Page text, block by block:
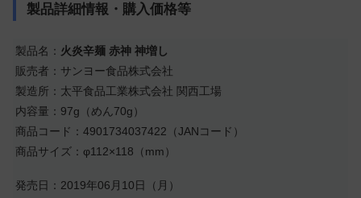
製品詳細情報・購入価格等
製品名： 火炎辛麺 赤神 神増し
販売者：サンヨー食品株式会社
製造所：太平食品工業株式会社 関西工場
内容量：97g（めん70g）
商品コード：4901734037422（JANコード）
商品サイズ：φ112×118（mm）
発売日：2019年06月10日（月）